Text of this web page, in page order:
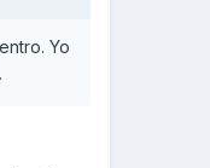
Yo